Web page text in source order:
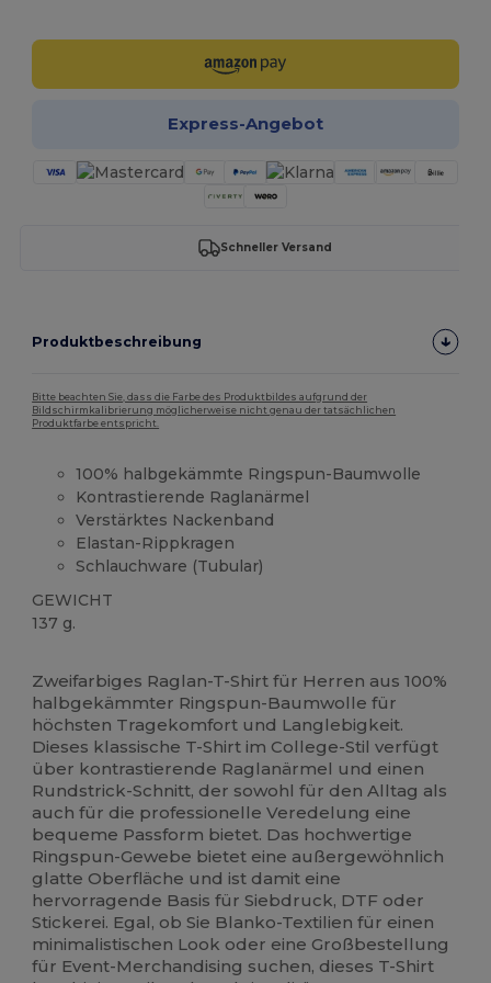
Express-Angebot
Schneller Versand
Produktbeschreibung
Bitte beachten Sie, dass die Farbe des Produktbildes aufgrund der
Bildschirmkalibrierung möglicherweise nicht genau der tatsächlichen
Produktfarbe entspricht.
100% halbgekämmte Ringspun-Baumwolle
Kontrastierende Raglanärmel
Verstärktes Nackenband
Elastan-Rippkragen
Schlauchware (Tubular)
GEWICHT
137 g.
Zweifarbiges Raglan-T-Shirt für Herren aus 100%
halbgekämmter Ringspun-Baumwolle für
höchsten Tragekomfort und Langlebigkeit.
Dieses klassische T-Shirt im College-Stil verfügt
über kontrastierende Raglanärmel und einen
Rundstrick-Schnitt, der sowohl für den Alltag als
auch für die professionelle Veredelung eine
bequeme Passform bietet. Das hochwertige
Ringspun-Gewebe bietet eine außergewöhnlich
glatte Oberfläche und ist damit eine
hervorragende Basis für Siebdruck, DTF oder
Stickerei. Egal, ob Sie Blanko-Textilien für einen
minimalistischen Look oder eine Großbestellung
für Event-Merchandising suchen, dieses T-Shirt